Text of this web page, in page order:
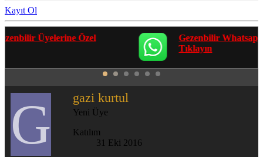
Kayıt Ol
Gezenbilir Whatsapp Grupları'na Katılmak İçin
G gazi kurtul
Yeni Üye
Katılım
31 Eki 2016